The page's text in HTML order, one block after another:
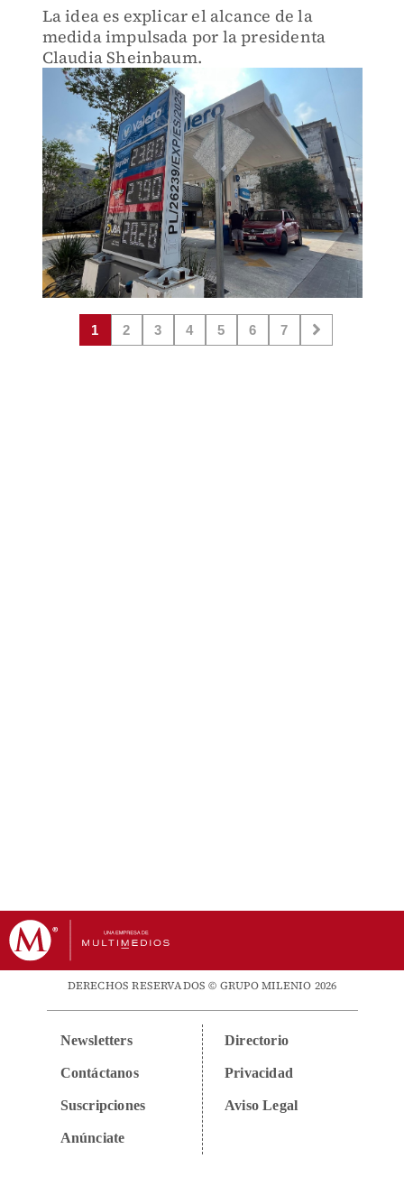
La idea es explicar el alcance de la
medida impulsada por la presidenta
Claudia Sheinbaum.
1 2 3 4 5 6 7
DERECHOS RESERVADOS © GRUPO MILENIO 2026
Newsletters
Contáctanos
Suscripciones
Anúnciate
Directorio
Privacidad
Aviso Legal